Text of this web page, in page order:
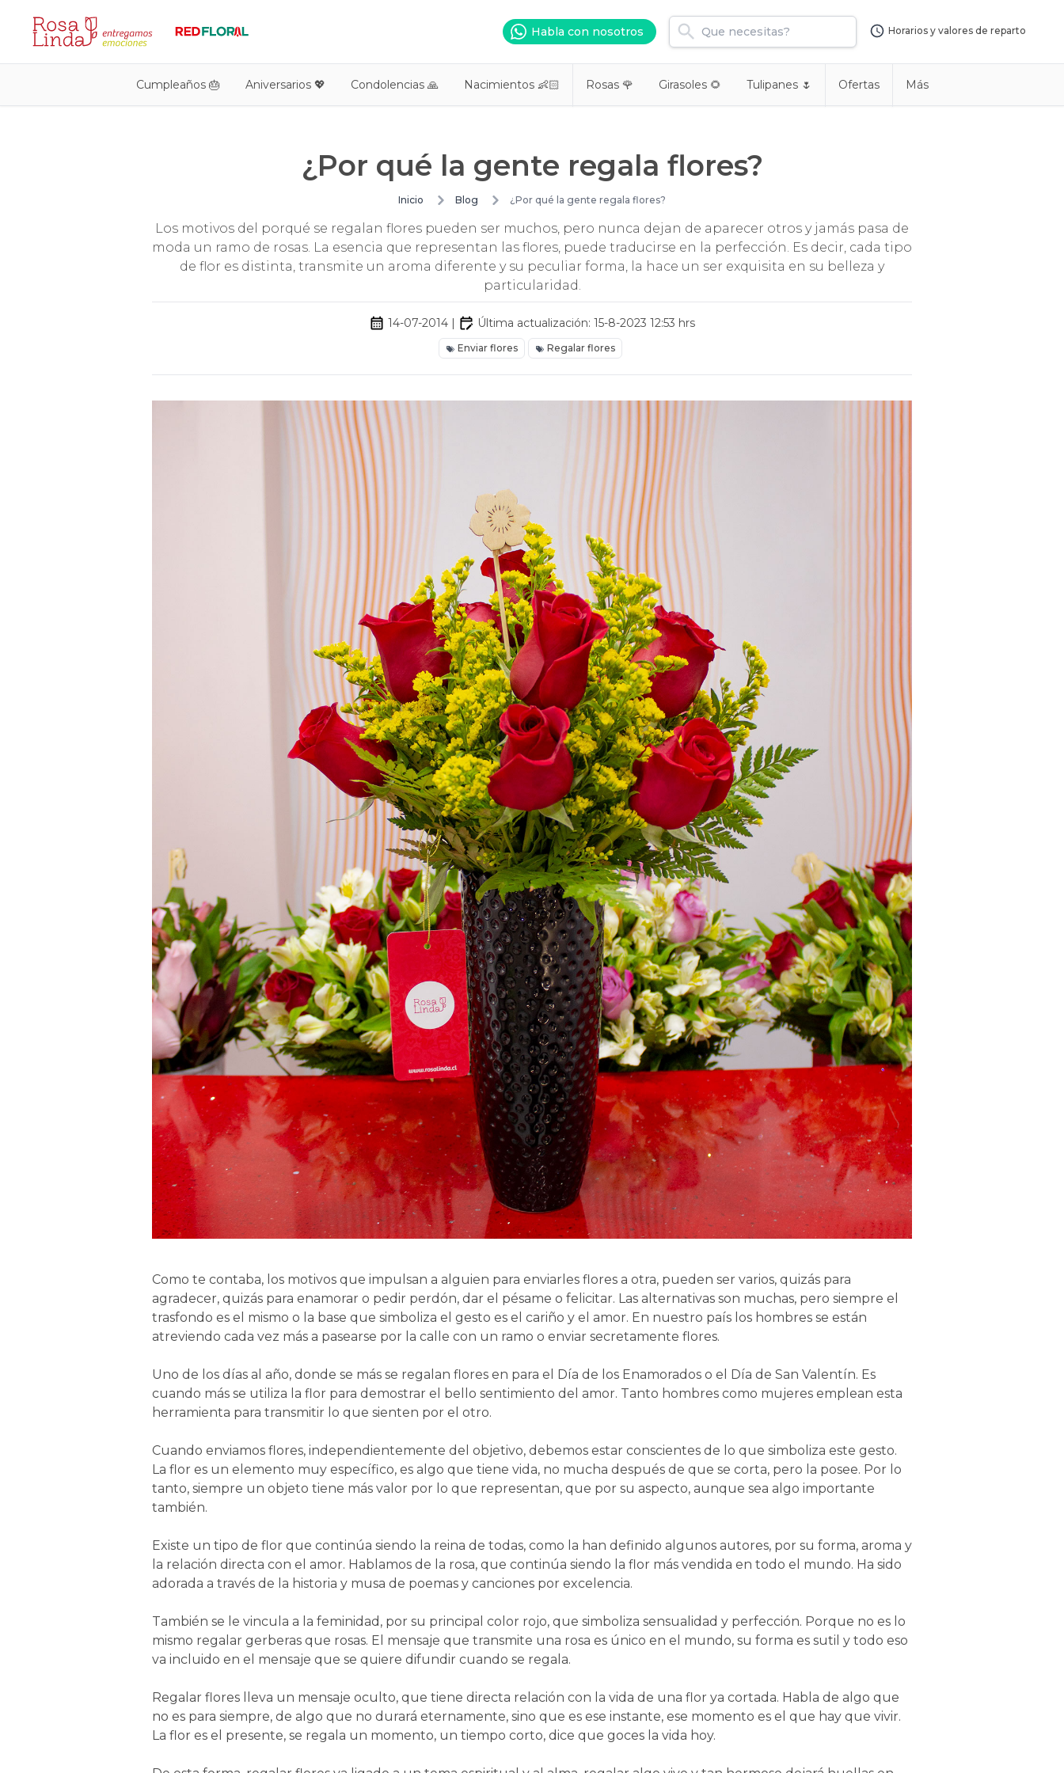
Habla con nosotros Horarios y valores de reparto
Cumpleaños 🎂 Aniversarios 💖 Condolencias 🙏 Nacimientos 👶🏻 Rosas 🌹 Girasoles 🌻 Tulipanes 🌷 Ofertas Más
¿Por qué la gente regala flores?
Inicio Blog ¿Por qué la gente regala flores?
Los motivos del porqué se regalan flores pueden ser muchos, pero nunca dejan de aparecer otros y jamás pasa de
moda un ramo de rosas. La esencia que representan las flores, puede traducirse en la perfección. Es decir, cada tipo
de flor es distinta, transmite un aroma diferente y su peculiar forma, la hace un ser exquisita en su belleza y
particularidad.
14-07-2014 | Última actualización: 15-8-2023 12:53 hrs
Enviar flores Regalar flores
Como te contaba, los motivos que impulsan a alguien para enviarles flores a otra, pueden ser varios, quizás para
agradecer, quizás para enamorar o pedir perdón, dar el pésame o felicitar. Las alternativas son muchas, pero siempre el
trasfondo es el mismo o la base que simboliza el gesto es el cariño y el amor. En nuestro país los hombres se están
atreviendo cada vez más a pasearse por la calle con un ramo o enviar secretamente flores.
Uno de los días al año, donde se más se regalan flores en para el Día de los Enamorados o el Día de San Valentín. Es
cuando más se utiliza la flor para demostrar el bello sentimiento del amor. Tanto hombres como mujeres emplean esta
herramienta para transmitir lo que sienten por el otro.
Cuando enviamos flores, independientemente del objetivo, debemos estar conscientes de lo que simboliza este gesto.
La flor es un elemento muy específico, es algo que tiene vida, no mucha después de que se corta, pero la posee. Por lo
tanto, siempre un objeto tiene más valor por lo que representan, que por su aspecto, aunque sea algo importante
también.
Existe un tipo de flor que continúa siendo la reina de todas, como la han definido algunos autores, por su forma, aroma y
la relación directa con el amor. Hablamos de la rosa, que continúa siendo la flor más vendida en todo el mundo. Ha sido
adorada a través de la historia y musa de poemas y canciones por excelencia.
También se le vincula a la feminidad, por su principal color rojo, que simboliza sensualidad y perfección. Porque no es lo
mismo regalar gerberas que rosas. El mensaje que transmite una rosa es único en el mundo, su forma es sutil y todo eso
va incluido en el mensaje que se quiere difundir cuando se regala.
Regalar flores lleva un mensaje oculto, que tiene directa relación con la vida de una flor ya cortada. Habla de algo que
no es para siempre, de algo que no durará eternamente, sino que es ese instante, ese momento es el que hay que vivir.
La flor es el presente, se regala un momento, un tiempo corto, dice que goces la vida hoy.